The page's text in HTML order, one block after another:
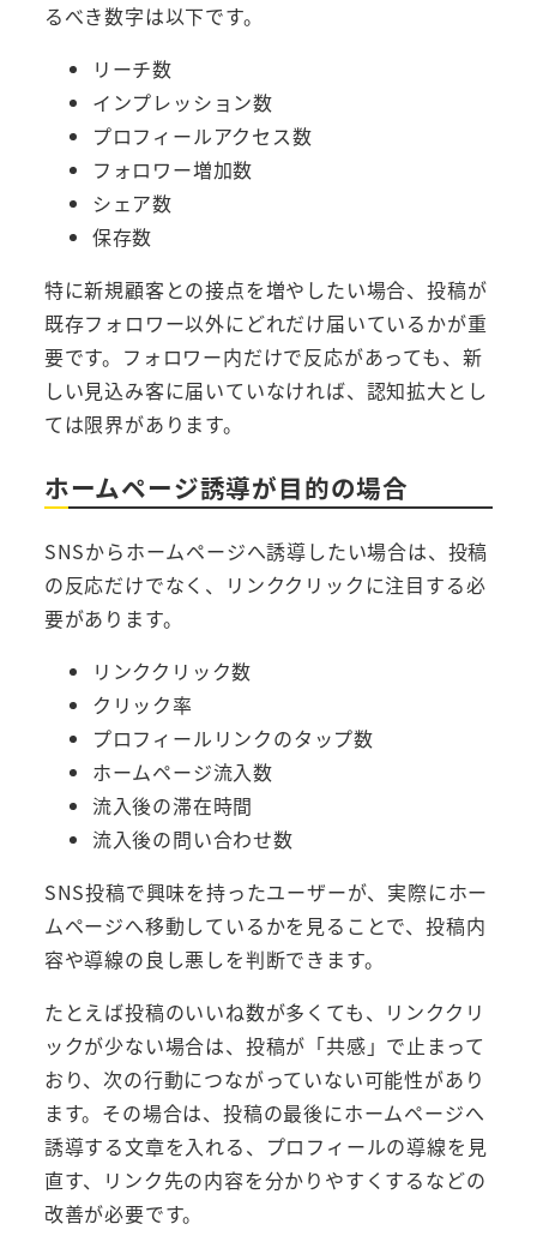
るべき数字は以下です。
リーチ数
インプレッション数
プロフィールアクセス数
フォロワー増加数
シェア数
保存数
特に新規顧客との接点を増やしたい場合、投稿が
既存フォロワー以外にどれだけ届いているかが重
要です。フォロワー内だけで反応があっても、新
しい見込み客に届いていなければ、認知拡大とし
ては限界があります。
ホームページ誘導が目的の場合
SNSからホームページへ誘導したい場合は、投稿
の反応だけでなく、リンククリックに注目する必
要があります。
リンククリック数
クリック率
プロフィールリンクのタップ数
ホームページ流入数
流入後の滞在時間
流入後の問い合わせ数
SNS投稿で興味を持ったユーザーが、実際にホー
ムページへ移動しているかを見ることで、投稿内
容や導線の良し悪しを判断できます。
たとえば投稿のいいね数が多くても、リンククリ
ックが少ない場合は、投稿が「共感」で止まって
おり、次の行動につながっていない可能性があり
ます。その場合は、投稿の最後にホームページへ
誘導する文章を入れる、プロフィールの導線を見
直す、リンク先の内容を分かりやすくするなどの
改善が必要です。